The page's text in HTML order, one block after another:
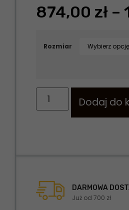
874,00 zł –
Rozmiar
Dodaj do
DARMOWA
Już od 700 zł